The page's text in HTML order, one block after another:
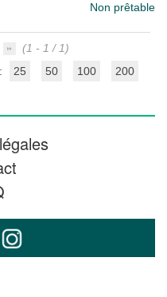
Non prêtable
(1 - 1 / 1)
25 50 100 200